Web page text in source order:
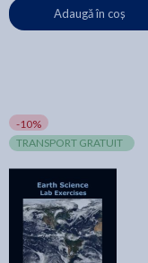
Adaugă în coș
-10%
TRANSPORT GRATUIT